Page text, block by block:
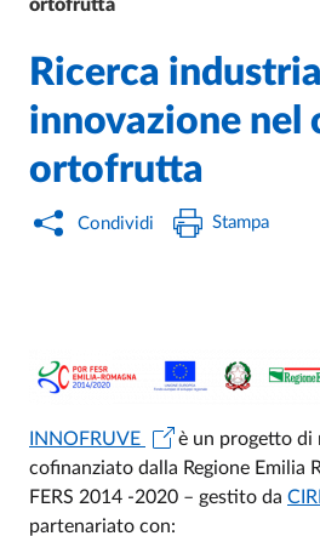
ortofrutta
Ricerca
innovazione nel
ortofrutta
Condividi Stampa
INNOFRUVE
è un progetto di
cofinanziato dalla Regione Emilia
FERS 2014 -2020 – gestito da
partenariato con: